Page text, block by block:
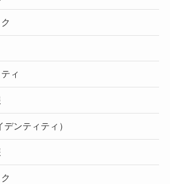
ィ
ンティティ）